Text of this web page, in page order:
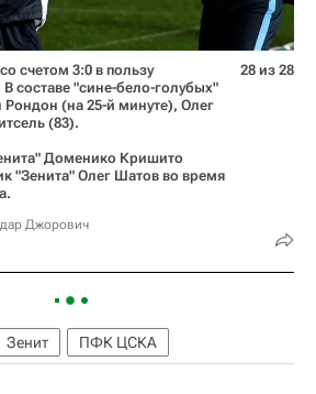
счетом 3:0 в пользу
составе "сине-бело-голубых"
(на 25-й минуте), Олег
(83).
Доменико Кришито
"Зенита" Олег Шатов во время
Джорович
28 из 28
Зенит ПФК ЦСКА